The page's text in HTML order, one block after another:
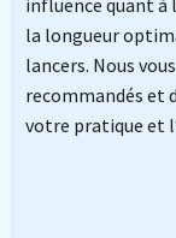
la longueur
lancers. Nous
recommandés et
votre pratique et